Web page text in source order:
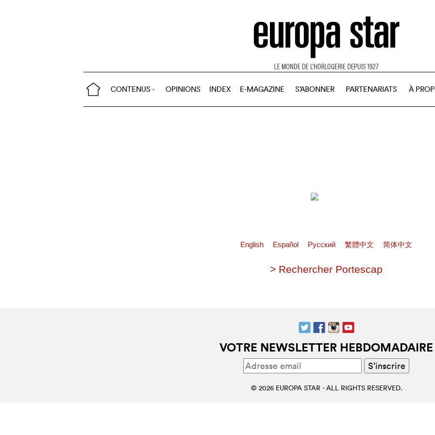
CONTENUS OPINIONS INDEX E-MAGAZINE S’ABONNER PARTENARIATS À
English Español Pусский 繁體中文 简体中文
> Rechercher Portescap
VOTRE NEWSLETTER HEBDOMADAIRE
© 2026 EUROPA STAR - ALL RIGHTS RESERVED.